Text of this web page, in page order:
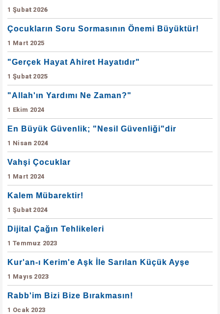
1 Şubat 2026
Çocukların Soru Sormasının Önemi Büyüktür!
1 Mart 2025
"Gerçek Hayat Ahiret Hayatıdır"
1 Şubat 2025
"Allah'ın Yardımı Ne Zaman?"
1 Ekim 2024
En Büyük Güvenlik; "Nesil Güvenliği"dir
1 Nisan 2024
Vahşi Çocuklar
1 Mart 2024
Kalem Mübarektir!
1 Şubat 2024
Dijital Çağın Tehlikeleri
1 Temmuz 2023
Kur'an-ı Kerim'e Aşk İle Sarılan Küçük Ayşe
1 Mayıs 2023
Rabb'im Bizi Bize Bırakmasın!
1 Ocak 2023